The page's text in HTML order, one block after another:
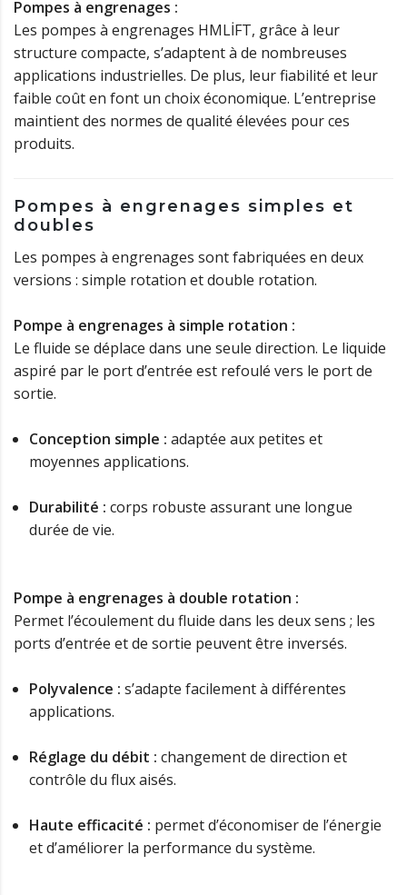
Pompes à engrenages :
Les pompes à engrenages HMLİFT, grâce à leur
structure compacte, s’adaptent à de nombreuses
applications industrielles. De plus, leur fiabilité et leur
faible coût en font un choix économique. L’entreprise
maintient des normes de qualité élevées pour ces
produits.
Pompes à engrenages simples et
doubles
Les pompes à engrenages sont fabriquées en deux
versions : simple rotation et double rotation.
Pompe à engrenages à simple rotation :
Le fluide se déplace dans une seule direction. Le liquide
aspiré par le port d’entrée est refoulé vers le port de
sortie.
Conception simple : adaptée aux petites et
moyennes applications.
Durabilité : corps robuste assurant une longue
durée de vie.
Pompe à engrenages à double rotation :
Permet l’écoulement du fluide dans les deux sens ; les
ports d’entrée et de sortie peuvent être inversés.
Polyvalence : s’adapte facilement à différentes
applications.
Réglage du débit : changement de direction et
contrôle du flux aisés.
Haute efficacité : permet d’économiser de l’énergie
et d’améliorer la performance du système.